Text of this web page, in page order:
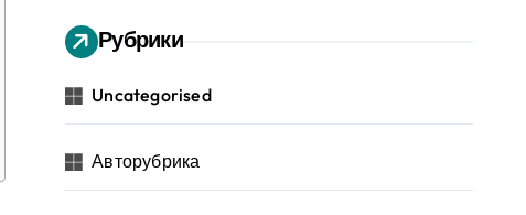
Рубрики
Uncategorised
Авторубрика